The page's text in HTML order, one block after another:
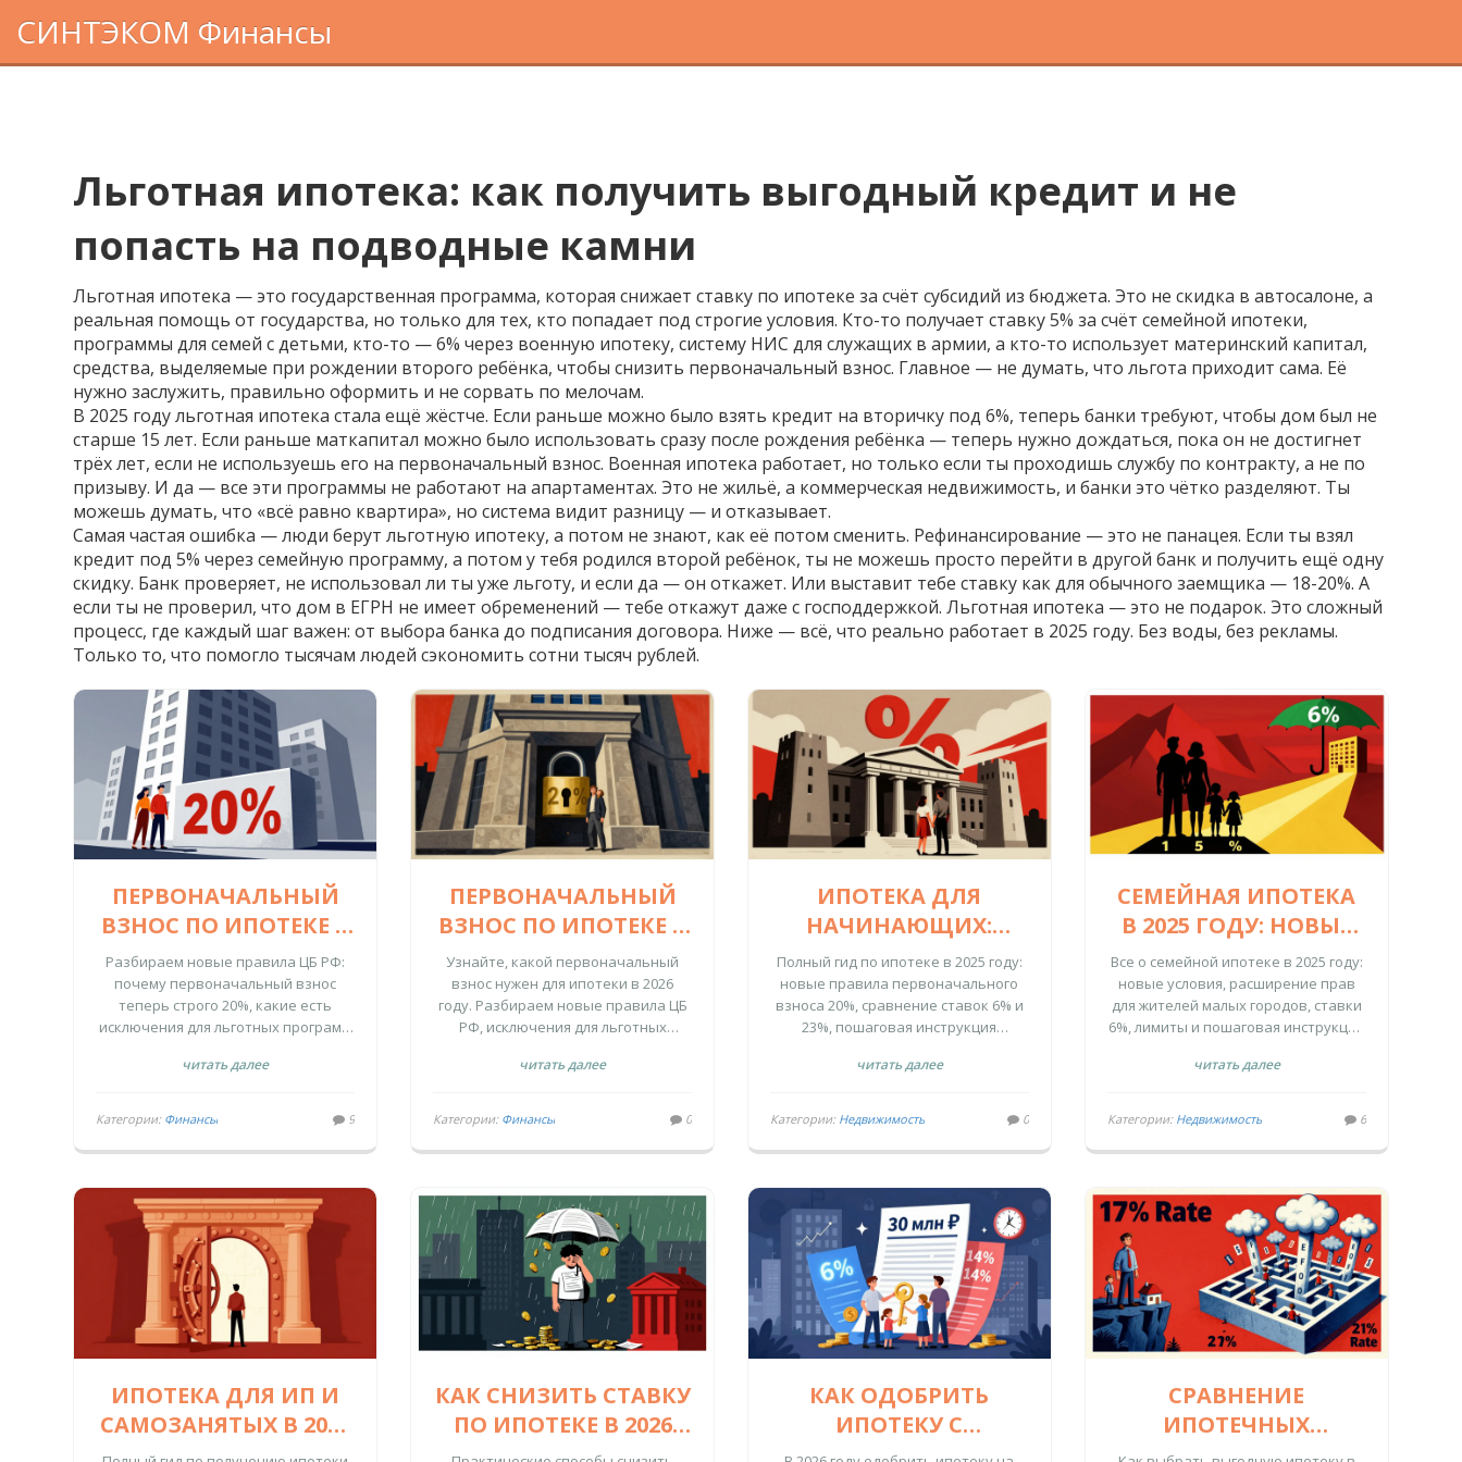
СИНТЭКОМ Финансы
Льготная ипотека: как получить выгодный кредит и не
попасть на подводные камни
Льготная ипотека — это государственная программа, которая снижает ставку по ипотеке за счёт субсидий из бюджета. Это не скидка в автосалоне, а
реальная помощь от государства, но только для тех, кто попадает под строгие условия. Кто-то получает ставку 5% за счётсемейной ипотеки,
программы для семей с детьми, кто-то — 6% через военную ипотеку,систему НИС для служащих в армии, а кто-то использует материнский капитал,
средства, выделяемые при рождении второго ребёнка, чтобы снизить первоначальный взнос. Главное — не думать, что льгота приходит сама. Её
нужно заслужить, правильно оформить и не сорвать по мелочам.
В 2025 году льготная ипотека стала ещё жёстче. Если раньше можно было взять кредит на вторичку под 6%, теперь банки требуют, чтобы дом был не
старше 15 лет. Если раньше маткапитал можно было использовать сразу после рождения ребёнка — теперь нужно дождаться, пока он не достигнет
трёх лет, если не используешь его на первоначальный взнос. Военная ипотека работает, но только если ты проходишь службу по контракту, а не по
призыву. И да — все эти программы не работают на апартаментах. Это не жильё, а коммерческая недвижимость, и банки это чётко разделяют. Ты
можешь думать, что «всё равно квартира», но система видит разницу — и отказывает.
Самая частая ошибка — люди берут льготную ипотеку, а потом не знают, как её потом сменить. Рефинансирование — это не панацея. Если ты взял
кредит под 5% через семейную программу, а потом у тебя родился второй ребёнок, ты не можешь просто перейти в другой банк и получить ещё одну
скидку. Банк проверяет, не использовал ли ты уже льготу, и если да — он откажет. Или выставит тебе ставку как для обычного заемщика — 18-20%. А
если ты не проверил, что дом в ЕГРН не имеет обременений — тебе откажут даже с господдержкой. Льготная ипотека — это не подарок. Это сложный
процесс, где каждый шаг важен: от выбора банка до подписания договора. Ниже — всё, что реально работает в 2025 году. Без воды, без рекламы.
Только то, что помогло тысячам людей сэкономить сотни тысяч рублей.
ПЕРВОНАЧАЛЬНЫЙ
ВЗНОС ПО ИПОТЕКЕ В
2026 ГОДУ: НОВЫЕ
ПРАВИЛА, РАЗМЕР И
СТРАТЕГИИ
НАКОПЛЕНИЯ
Разбираем новые правила ЦБ РФ:
почему первоначальный взнос
теперь строго 20%, какие есть
исключения для льготных программ
квартиру в 2026 году.
читать далее
Категории: Финансы 9
ПЕРВОНАЧАЛЬНЫЙ
ВЗНОС ПО ИПОТЕКЕ В
2026 ГОДУ: СКОЛЬКО
НУЖНО И КАК
НАКОПИТЬ
Узнайте, какой первоначальный
взнос нужен для ипотеки в 2026
году. Разбираем новые правила ЦБ
РФ, исключения для льготных
накопления 20% от стоимости
читать далее
Категории: Финансы 0
ИПОТЕКА ДЛЯ
НАЧИНАЮЩИХ:
ПОЛНЫЙ ГИД ПО
ПОКУПКЕ ЖИЛЬЯ В
КРЕДИТ В 2025 ГОДУ
Полный гид по ипотеке в 2025 году:
новые правила первоначального
взноса 20%, сравнение ставок 6% и
23%, пошаговая инструкция
начинающих заемщиков.
читать далее
Категории: Недвижимость 0
СЕМЕЙНАЯ ИПОТЕКА
В 2025 ГОДУ: НОВЫЕ
УСЛОВИЯ, СТАВКИ И
КТО МОЖЕТ
ПОЛУЧИТЬ
Все о семейной ипотеке в 2025 году:
новые условия, расширение прав
для жителей малых городов, ставки
6%, лимиты и пошаговая инструкция
читать далее
Категории: Недвижимость 6
ИПОТЕКА ДЛЯ ИП И
САМОЗАНЯТЫХ В 2026
ГОДУ: КАК ПОЛУЧИТЬ
КАК СНИЗИТЬ СТАВКУ
ПО ИПОТЕКЕ В 2026
ГОДУ: МЕТОДЫ,
КАК ОДОБРИТЬ
ИПОТЕКУ С
МАКСИМАЛЬНОЙ
СРАВНЕНИЕ
ИПОТЕЧНЫХ
ПРОГРАММ БАНКОВ В